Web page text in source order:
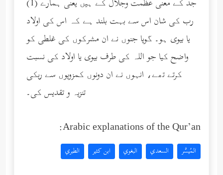
(1) جد کے معنی عظمت وجلال کے ہیں یعنی ہمارے
رب کی شان اس سے بہت بلند ہے کہ اس کی اولاد
یا بیوی ہو۔ گویا جنوں نے ان مشرکوں کی غلطی کو
واضح کیا جو اللہ کی طرف بیوی یا اولاد کی نسبت
کرتے تھے، انہوں نے ان دونوں کمزویوں سے ربکی
تنزیہ و تقدیس کی۔
Arabic explanations of the Qur’an:
المُيسَّر السعدي البغوي ابن كثير الطبري